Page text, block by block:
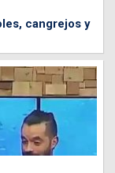
cangrejos y